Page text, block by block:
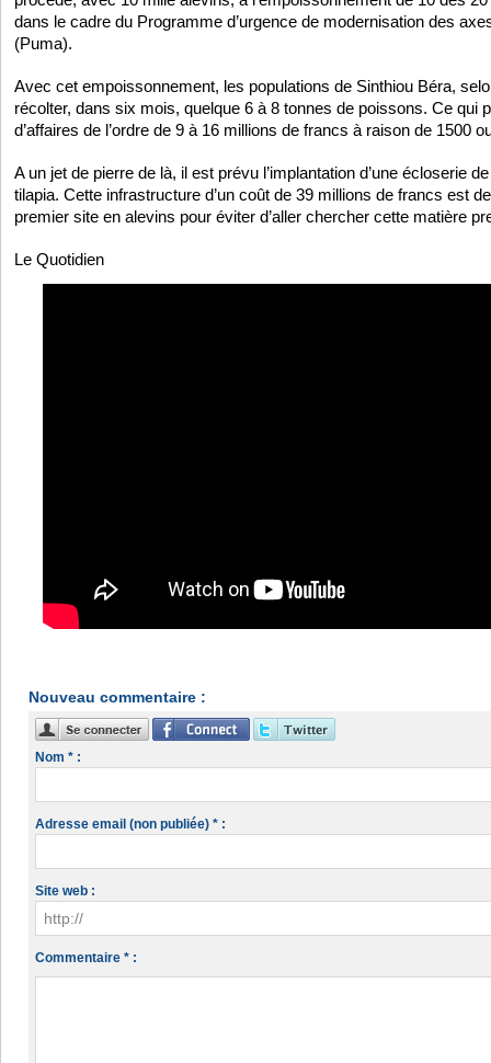
dans le cadre du Programme d’urgence de modernisation des
(Puma).
Avec cet empoissonnement, les populations de Sinthiou Béra,
récolter, dans six mois, quelque 6 à 8 tonnes de poissons. Ce qui
d’affaires de l’ordre de 9 à 16 millions de francs à raison de 1500
A un jet de pierre de là, il est prévu l’implantation d’une écloserie
tilapia. Cette infrastructure d’un coût de 39 millions de francs est
premier site en alevins pour éviter d’aller chercher cette matière
Le Quotidien
Nouveau commentaire :
Nom * :
Adresse email (non publiée) * :
Site web :
Commentaire * :